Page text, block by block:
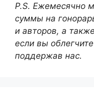
P.S. Ежемесячно
суммы на
и авторов, а
если вы
поддержав нас.